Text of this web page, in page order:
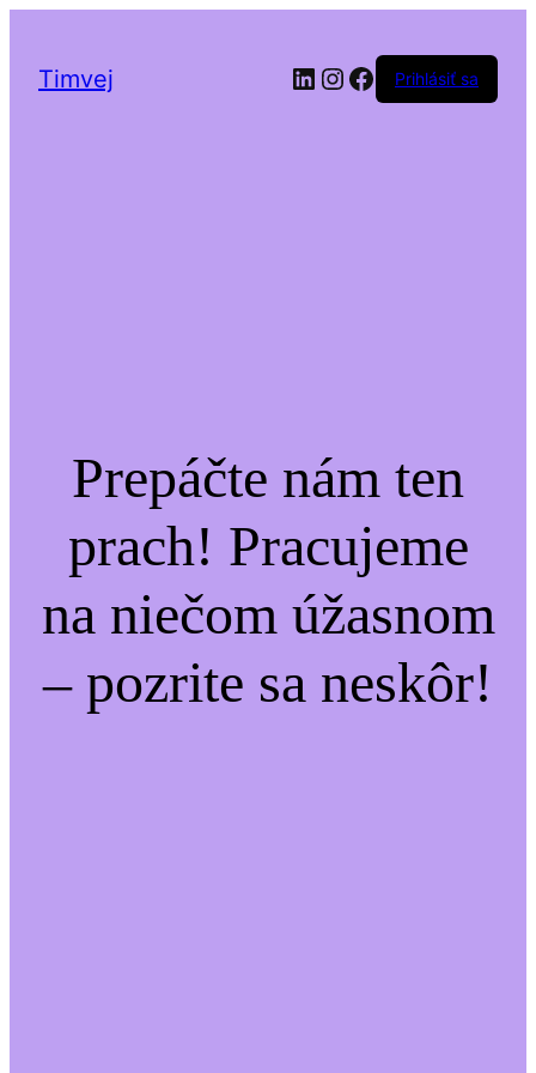
Timvej LinkedIn
Instagram
Facebook
Prihlásiť sa
Prepáčte nám ten
prach! Pracujeme
na niečom úžasnom
– pozrite sa neskôr!